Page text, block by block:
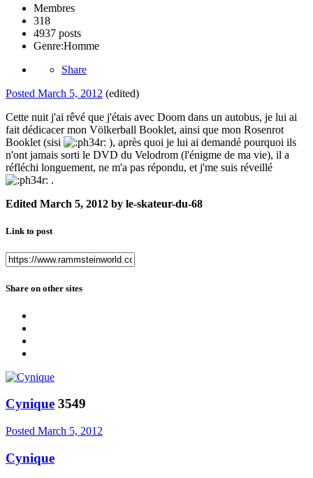
Membres
318
4937 posts
Genre:Homme
Share
Posted March 5, 2012 (edited)
Cette nuit j'ai rêvé que j'étais avec Doom dans un autobus, je lui ai
fait dédicacer mon Völkerball Booklet, ainsi que mon Rosenrot
Booklet (sisi
), après quoi je lui ai demandé pourquoi ils
n'ont jamais sorti le DVD du Velodrom (l'énigme de ma vie), il a
réfléchi longuement, ne m'a pas répondu, et j'me suis réveillé
.
Edited March 5, 2012 by le-skateur-du-68
Link to post
Share on other sites
Cynique 3549
Posted March 5, 2012
Cynique